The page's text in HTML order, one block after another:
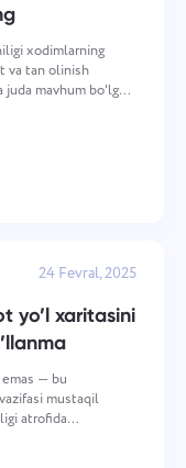
xodimlarning
va tan olinish
mavhum bo'lgani
24 Fevral, 2025
yo’l xaritasini
— bu
mustaqil
atrofida
qiling
ko'rsating
batafsil
fayllarni
yaxshi
qiling